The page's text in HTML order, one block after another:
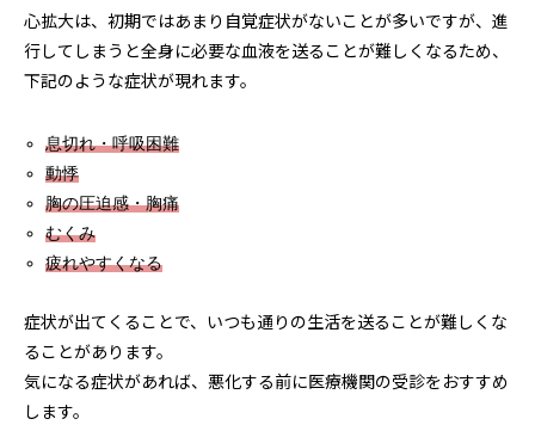
心拡大は、初期ではあまり自覚症状がないことが多いですが、進
行してしまうと全身に必要な血液を送ることが難しくなるため、
下記のような症状が現れます。
息切れ・呼吸困難
動悸
胸の圧迫感・胸痛
むくみ
疲れやすくなる
症状が出てくることで、いつも通りの生活を送ることが難しくな
ることがあります。
気になる症状があれば、悪化する前に医療機関の受診をおすすめ
します。